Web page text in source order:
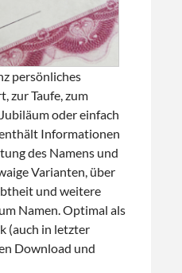
persönliches
zur Taufe, zum
oder einfach
Informationen
des Namens und
Varianten, über
und weitere
Namen. Optimal als
(auch in letzter
Download und